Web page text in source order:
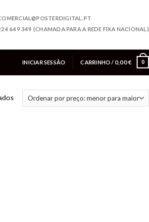
649 349 (CHAMADA PARA A REDE FIXA NACIONAL)
INICIAR SESSÃO CARRINHO /0,00€ 0